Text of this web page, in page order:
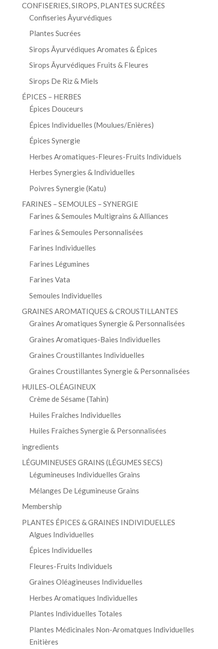
CONFISERIES, SIROPS, PLANTES SUCRÉES
Confiseries Āyurvédiques
Plantes Sucrées
Sirops Āyurvédiques Aromates & Épices
Sirops Āyurvédiques Fruits & Fleures
Sirops De Riz & Miels
ÉPICES – HERBES
Épices Douceurs
Épices Individuelles (Moulues/Enières)
Épices Synergie
Herbes Aromatiques-Fleures-Fruits Individuels
Herbes Synergies & Individuelles
Poivres Synergie (Katu)
FARINES – SEMOULES – SYNERGIE
Farines & Semoules Multigrains & Alliances
Farines & Semoules Personnalisées
Farines Individuelles
Farines Légumines
Farines Vata
Semoules Individuelles
GRAINES AROMATIQUES & CROUSTILLANTES
Graines Aromatiques Synergie & Personnalisées
Graines Aromatiques-Baies Individuelles
Graines Croustillantes Individuelles
Graines Croustillantes Synergie & Personnalisées
HUILES-OLÉAGINEUX
Crème de Sésame (Tahin)
Huiles Fraîches Individuelles
Huiles Fraîches Synergie & Personnalisées
ingredients
LÉGUMINEUSES GRAINS (LÉGUMES SECS)
Légumineuses Individuelles Grains
Mélanges De Légumineuse Grains
Membership
PLANTES ÉPICES & GRAINES INDIVIDUELLES
Algues Individuelles
Épices Individuelles
Fleures-Fruits Individuels
Graines Oléagineuses Individuelles
Herbes Aromatiques Individuelles
Plantes Individuelles Totales
Plantes Médicinales Non-Aromatques Individuelles
Enitières